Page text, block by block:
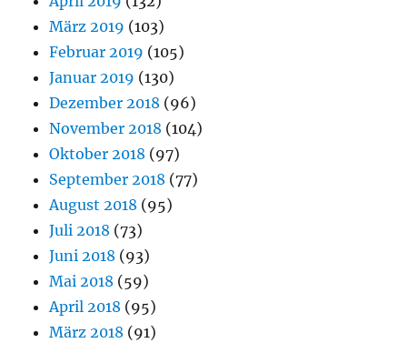
März 2019 (103)
Februar 2019 (105)
Januar 2019 (130)
Dezember 2018 (96)
November 2018 (104)
Oktober 2018 (97)
September 2018 (77)
August 2018 (95)
Juli 2018 (73)
Juni 2018 (93)
Mai 2018 (59)
April 2018 (95)
März 2018 (91)